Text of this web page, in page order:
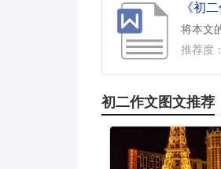
《初
将本文
推荐度：
初二作文图文推荐